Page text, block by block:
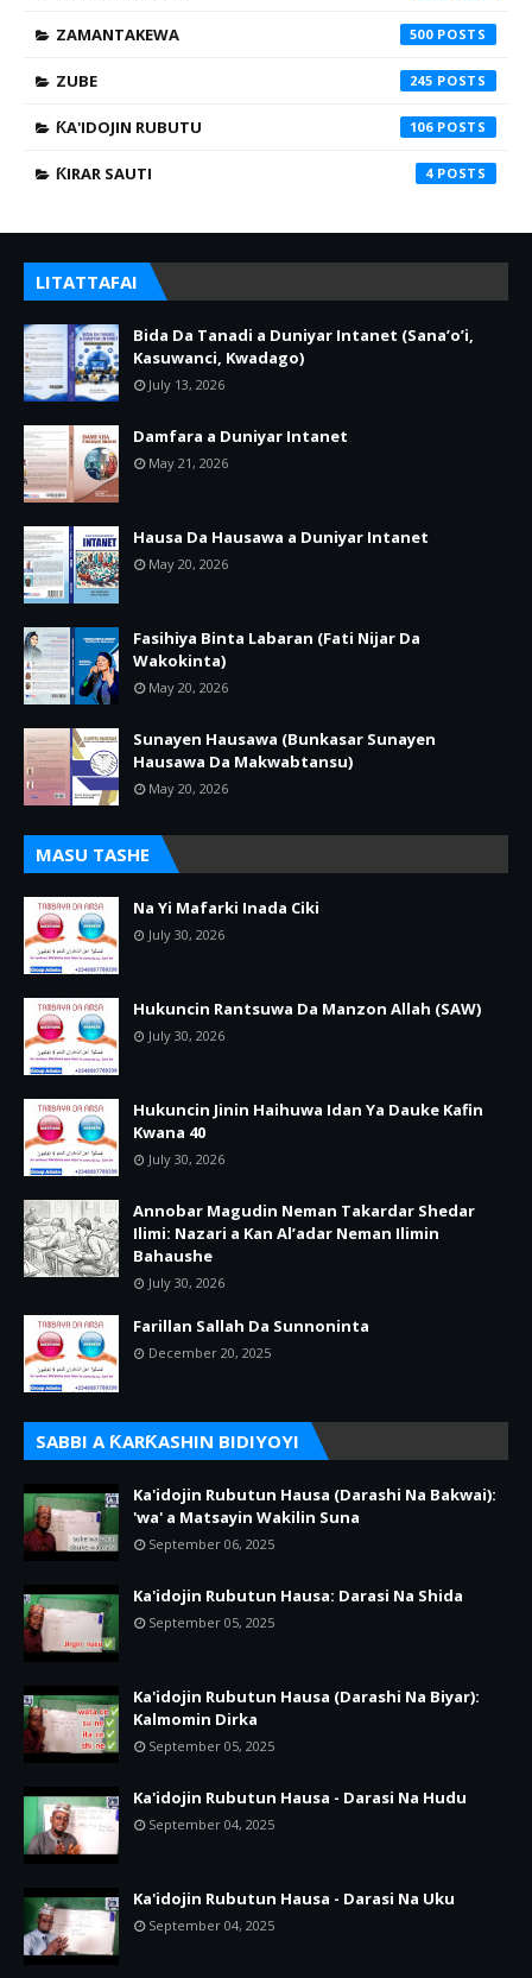
ZAMANTAKEWA 500
ZUBE 245
ƘA'IDOJIN RUBUTU 106
ƘIRAR SAUTI 4
LITATTAFAI
Bida Da Tanadi a Duniyar Intanet (Sana’o’i,
Kasuwanci, Kwadago)
July 13, 2026
Damfara a Duniyar Intanet
May 21, 2026
Hausa Da Hausawa a Duniyar Intanet
May 20, 2026
Fasihiya Binta Labaran (Fati Nijar Da
Wakokinta)
May 20, 2026
Sunayen Hausawa (Bunkasar Sunayen
Hausawa Da Makwabtansu)
May 20, 2026
MASU TASHE
Na Yi Mafarki Inada Ciki
July 30, 2026
Hukuncin Rantsuwa Da Manzon Allah (SAW)
July 30, 2026
Hukuncin Jinin Haihuwa Idan Ya Dauke Kafin
Kwana 40
July 30, 2026
Annobar Magudin Neman Takardar Shedar
Ilimi: Nazari a Kan Al’adar Neman Ilimin
Bahaushe
July 30, 2026
Farillan Sallah Da Sunnoninta
December 20, 2025
SABBI A ƘARƘASHIN BIDIYOYI
Ka'idojin Rubutun Hausa (Darashi Na Bakwai):
'wa' a Matsayin Wakilin Suna
September 06, 2025
Ka'idojin Rubutun Hausa: Darasi Na Shida
September 05, 2025
Ka'idojin Rubutun Hausa (Darashi Na Biyar):
Kalmomin Dirka
September 05, 2025
Ka'idojin Rubutun Hausa - Darasi Na Hudu
September 04, 2025
Ka'idojin Rubutun Hausa - Darasi Na Uku
September 04, 2025